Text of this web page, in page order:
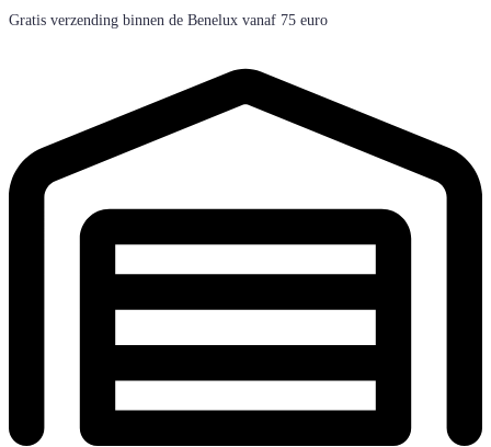
Gratis verzending binnen de Benelux vanaf 75 euro